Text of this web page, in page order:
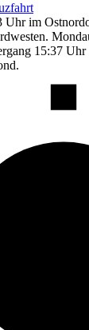
Uhr im
15:37